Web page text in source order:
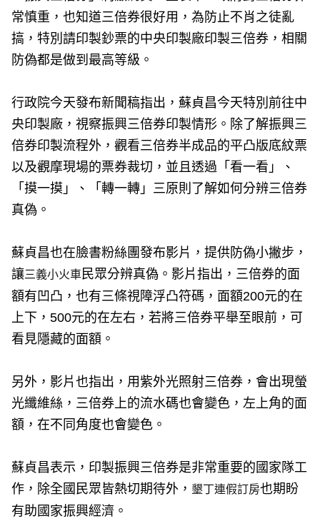
常慎重，也知道三倍券很好用，為防止不肖之徒亂
搞，特別請印製鈔票的中央印製廠印製三倍券，相關
防偽都是做到最高等級。
行政院今天發布新聞稿指出，蘇貞昌今天特別前往中
央印製廠，視察振興三倍券印製情形。除了解振興三
倍券印製流程外，觀看三倍券半成品的平凸版底紋票
以及觀摩現場的票券裁切，並且透過「看一看」、
「摸一摸」、「轉一轉」三原則了解如何分辨三倍券
真偽。
蘇貞昌也在臉書粉絲團發布影片，提供防偽小撇步，
讓三義小火車民眾分辨真偽。影片指出，三倍券的面
額有凹凸，也有三條視障浮凸符碼，面額200元的在
上下，500元的在左右，若將三倍券平舉至眼前，可
看見隱藏的面額。
另外，影片也指出，用紫外光照射三倍券，會出現螢
光纖維絲，三倍券上的流水碼也會變色，左上角的面
額，在不同角度也會變色。
蘇貞昌表示，印製振興三倍券是非常重要的國家隊工
作，除全國民眾皆熱切期待外， 墾丁連假訂房也期盼
有助國家振興經濟。